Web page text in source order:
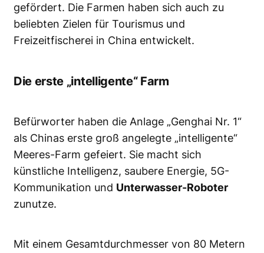
gefördert. Die Farmen haben sich auch zu
beliebten Zielen für Tourismus und
Freizeitfischerei in China entwickelt.
Die erste „intelligente“ Farm
Befürworter haben die Anlage „Genghai Nr. 1“
als Chinas erste groß angelegte „intelligente“
Meeres-Farm gefeiert. Sie macht sich
künstliche Intelligenz, saubere Energie, 5G-
Kommunikation und Unterwasser-Roboter
zunutze.
Mit einem Gesamtdurchmesser von 80 Metern